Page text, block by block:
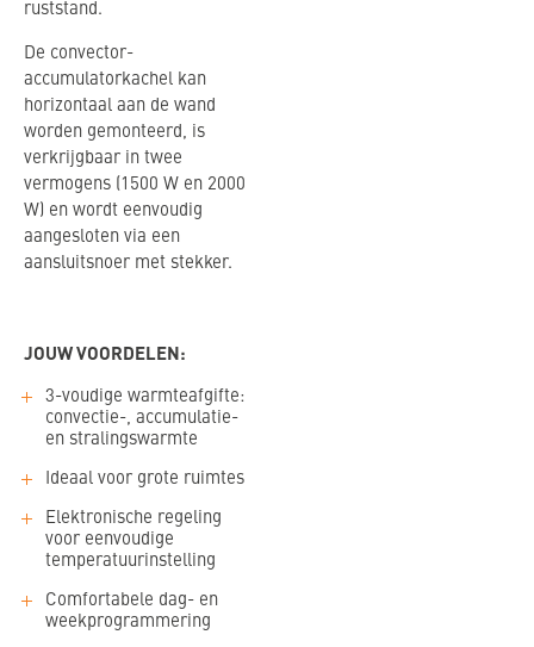
ruststand.
De convector-
accumulatorkachel kan
horizontaal aan de wand
worden gemonteerd, is
verkrijgbaar in twee
vermogens (1500 W en 2000
W) en wordt eenvoudig
aangesloten via een
aansluitsnoer met stekker.
JOUW VOORDELEN:
3-voudige warmteafgifte:
convectie-, accumulatie-
en stralingswarmte
Ideaal voor grote ruimtes
Elektronische regeling
voor eenvoudige
temperatuurinstelling
Comfortabele dag- en
weekprogrammering